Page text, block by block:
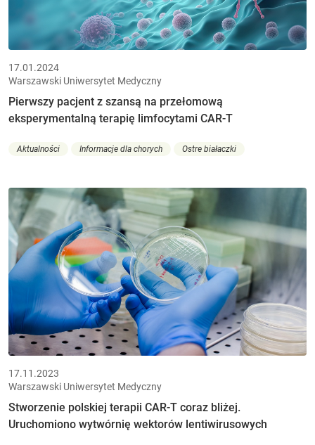
17.01.2024
Warszawski Uniwersytet Medyczny
Pierwszy pacjent z szansą na przełomową
eksperymentalną terapię limfocytami CAR-T
Aktualności Informacje dla chorych Ostre białaczki
17.11.2023
Warszawski Uniwersytet Medyczny
Stworzenie polskiej terapii CAR-T coraz bliżej.
Uruchomiono wytwórnię wektorów lentiwirusowych